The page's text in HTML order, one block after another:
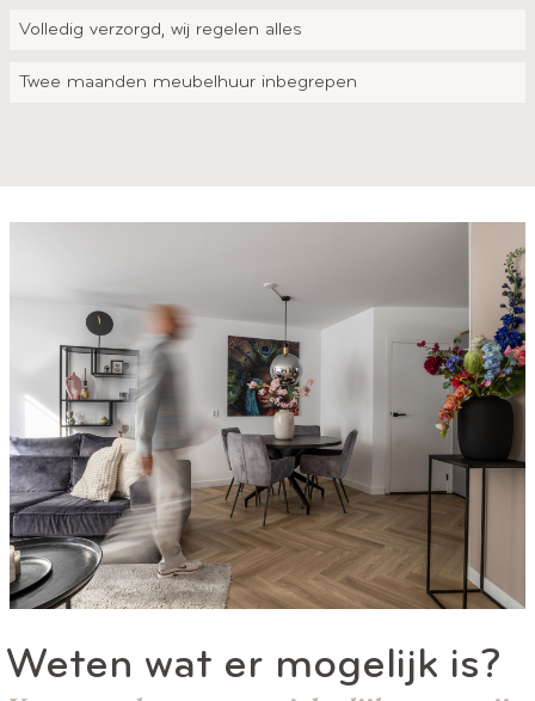
Volledig verzorgd, wij regelen alles
Twee maanden meubelhuur inbegrepen
Weten wat er mogelijk is?